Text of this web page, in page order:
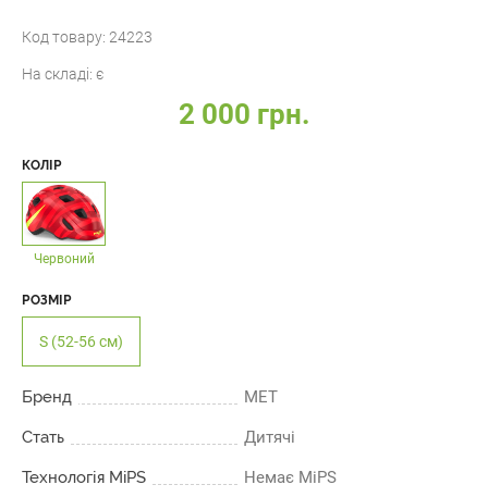
Код товару: 24223
На складі: є
2 000 грн.
КОЛІР
Червоний
РОЗМІР
S (52-56 см)
Бренд MET
Стать Дитячі
Технологія MiPS Немає MiPS